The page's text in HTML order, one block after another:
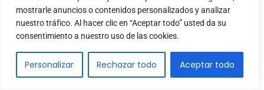
mostrarle anuncios o contenidos personalizados y analizar
nuestro tráfico. Al hacer clic en “Aceptar todo” usted da su
consentimiento a nuestro uso de las cookies.
Personalizar Rechazar todo Aceptar todo
¿Quién necesita una manta eléctrica cuando puedes
abrazar a tu perro caliente y ahorrar energía?
Responder